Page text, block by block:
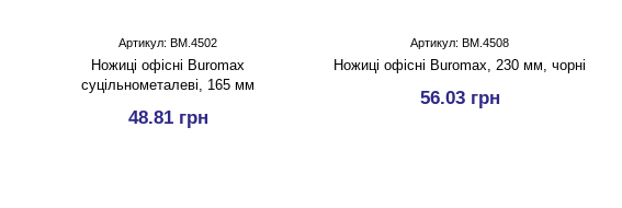
Артикул: BM.4502
Ножицi офісні Buromax
суцільнометалеві, 165 мм
48.81 грн
Артикул: BM.4508
Ножиці офісні Buromax, 230 мм, чорні
56.03 грн